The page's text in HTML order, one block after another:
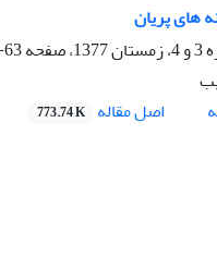
های پریان
63-76
اصل مقاله 773.74 K